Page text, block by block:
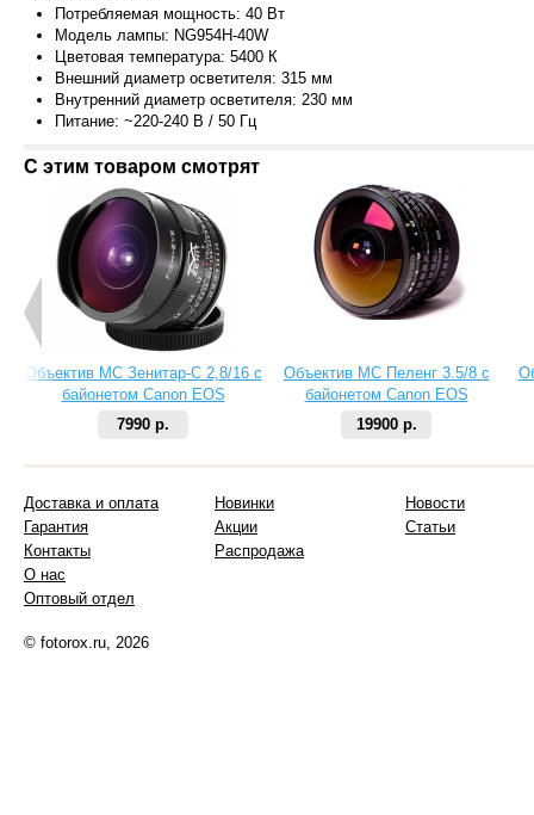
Потребляемая мощность: 40 Вт
Модель лампы: NG954H-40W
Цветовая температура: 5400 К
Внешний диаметр осветителя: 315 мм
Внутренний диаметр осветителя: 230 мм
Питание: ~220-240 В / 50 Гц
С этим товаром смотрят
Объектив МС Зенитар-C 2,8/16 с
байонетом Canon EOS
7990 р.
Объектив МС Пеленг 3.5/8 с
байонетом Canon EOS
19900 р.
Доставка и оплата
Гарантия
Контакты
О нас
Оптовый отдел
Новинки
Акции
Распродажа
Новости
Статьи
© fotorox.ru, 2026